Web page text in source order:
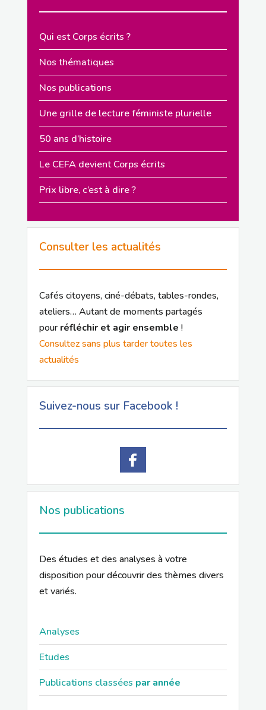
Qui est Corps écrits ?
Nos thématiques
Nos publications
Une grille de lecture féministe plurielle
50 ans d’histoire
Le CEFA devient Corps écrits
Prix libre, c’est à dire ?
Consulter les actualités
Cafés citoyens, ciné-débats, tables-rondes,
ateliers… Autant de moments partagés
pourréfléchir et agir ensemble !
Consultez sans plus tarder toutes les
actualités
Suivez-nous sur Facebook !
Nos publications
Des études et des analyses à votre
disposition pour découvrir des thèmes divers
et variés.
Analyses
Etudes
Publications classées par année